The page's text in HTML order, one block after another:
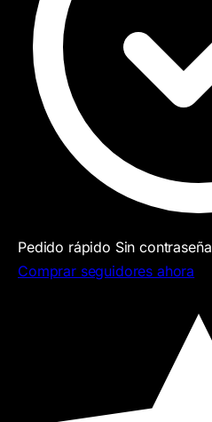
Pedido rápido Sin contraseña
Comprar seguidores ahora